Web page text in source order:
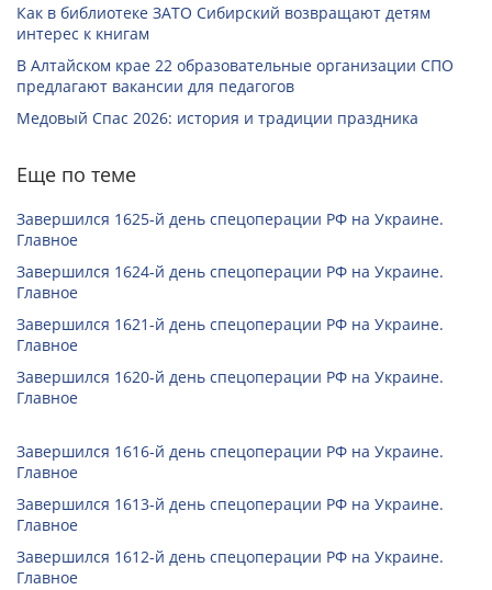
Как в библиотеке ЗАТО Сибирский возвращают детям
интерес к книгам
В Алтайском крае 22 образовательные организации СПО
предлагают вакансии для педагогов
Медовый Спас 2026: история и традиции праздника
Еще по теме
Завершился 1625-й день спецоперации РФ на Украине.
Главное
Завершился 1624-й день спецоперации РФ на Украине.
Главное
Завершился 1621-й день спецоперации РФ на Украине.
Главное
Завершился 1620-й день спецоперации РФ на Украине.
Главное
Завершился 1616-й день спецоперации РФ на Украине.
Главное
Завершился 1613-й день спецоперации РФ на Украине.
Главное
Завершился 1612-й день спецоперации РФ на Украине.
Главное